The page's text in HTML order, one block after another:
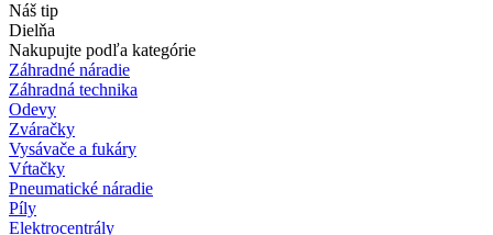
Náš tip
Dielňa
Nakupujte podľa kategórie
Záhradné náradie
Záhradná technika
Odevy
Zváračky
Vysávače a fukáry
Vŕtačky
Pneumatické náradie
Píly
Elektrocentrály